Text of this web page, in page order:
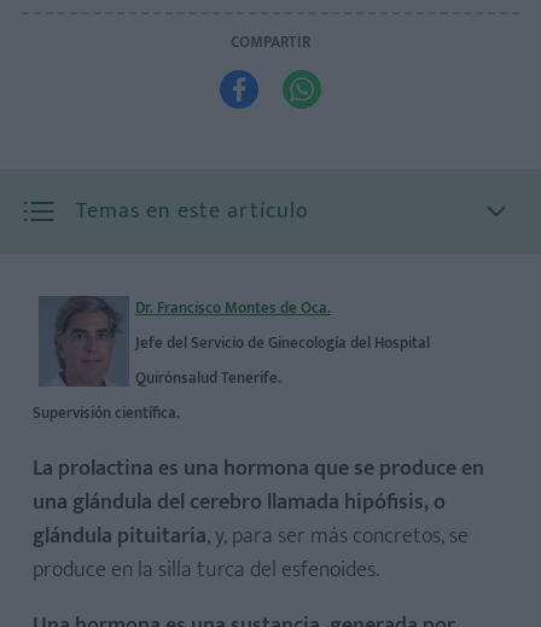
COMPARTIR
 
Temas en este artículo
Dr. Francisco Montes de Oca.
Jefe del Servicio de Ginecología del Hospital
Quirónsalud Tenerife.
Supervisión científica.
La prolactina es una hormona que se produce en
una glándula del cerebro llamada hipófisis, o
glándula pituitaria, y, para ser más concretos, se
produce en la silla turca del esfenoides.